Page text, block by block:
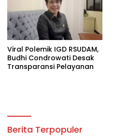
Viral Polemik IGD RSUDAM,
Budhi Condrowati Desak
Transparansi Pelayanan
Berita Terpopuler